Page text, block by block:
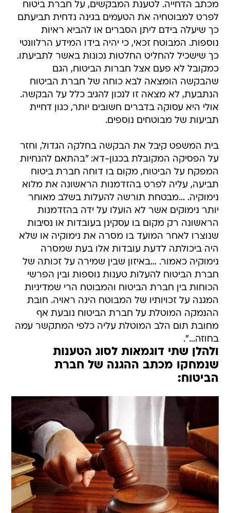
מכתב הדחייה. לטענת המבקשים, על חברת ביטוח
לפרט למבוטחיה את הטעמים בגינה נדחית תביעתם
כך שיעלה בידם ליתן הסברים או להביא ראיות
נוספות. המבוטח זכאי, כי יהיה בידו המידע הרלוונטי
כך שישכיל להחליט החלטות נכונות באשר לתביעתו.
כמקובל לא פעם אצל חברות הביטוח, הגם
שהבקשה הומצאה לבא כוחה של חברת הביטוח
הנתבעת, לא מצאה זו לנכון להגיב כלל על הבקשה.
אולי היא עסוקה בדברים חשובים יותר, כגון דחיית
תביעות של מבוטחים נוספים.
בית המשפט קיבל את הבקשה בחלקה הגדול, וחזר
על הפסיקה המקובלת בכגון-דא: "בהתאם להנחיות
המפקח על הביטוח, מקום בו דוחה חברת ביטוח
תביעה, עליה לפרט בהזדמנות הראשונה את מלוא
נימוקיה. ...מבטחת תורשה להעלות בשלב מאוחר
יותר נימוקים אשר לא הועלו על ידה בהזדמנות
הראשונה רק מקום בו עסקינן בעובדות או נסיבות
שנוצרו לאחר המועד בו מסרה את נימוקיה או שלא
היה ביכולתה לדעת עובדות אלו בעת שמסרה
נימוקיה כאמור. ...באיזון שבין שמירה על זכותה של
חברת הביטוח להעלות טענות נוספות ובין הפרשי
הכוחות בין חברת הביטוח והמבוטח הרי שמדיניות
המגנה על זכויותיו של המבוטח הינה ראויה. חובת
ההנמקה המוטלת על חברת הביטוח נובעת אף
מחובת תום הלב המוטלת עליה כלפי המתקשר עמה
בחוזה...".
ולהלן שתי דוגמאות לסוג הטענות
שנמחקו מכתב ההגנה של חברת
הביטוח: